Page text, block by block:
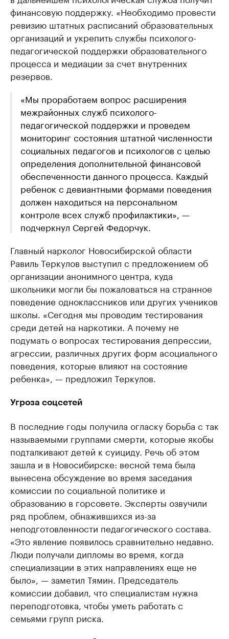
финансовую поддержку. «Необходимо провести
ревизию штатных расписаний образовательных
организаций и укрепить службы психолого-
педагогической поддержки образовательного
процесса и медиации за счет внутренних
резервов.
«Мы проработаем вопрос расширения
межрайонных служб психолого-
педагогической поддержки и проведем
мониторинг состояния штатной численности
социальных педагогов и психологов с целью
определения дополнительной финансовой
обеспеченности данного процесса. Каждый
ребенок с девиантными формами поведения
должен находиться на персональном
контроле всех служб профилактики», —
подчеркнул Сергей Федорчук.
Главный нарколог Новосибирской области
Равиль Теркулов выступил с предложением об
организации анонимного центра, куда
школьники могли бы пожаловаться на странное
поведение одноклассников или других учеников
школы. «Сегодня мы проводим тестирования
среди детей на наркотики. А почему не
подумать о вопросах тестирования депрессии,
агрессии, различных других форм асоциального
поведения, которые влияют на состояние
ребенка», — предложил Теркулов.
Угроза соцсетей
В последние годы получила огласку борьба с так
называемыми группами смерти, которые якобы
подталкивают детей к суициду. Речь об этом
зашла и в Новосибирске: весной тема была
вынесена обсуждение во время заседания
комиссии по социальной политике и
образованию в горсовете. Эксперты озвучили
ряд проблем, обнажившихся из-за
неподготовленности педагогического состава.
«Это явление появилось сравнительно недавно.
Люди получали дипломы во время, когда
специализации в этих направлениях еще не
было», — заметил Тямин. Председатель
комиссии добавил, что специалистам нужна
переподготовка, чтобы уметь работать с
семьями групп риска.